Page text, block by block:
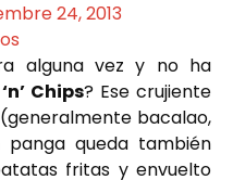
24, 2013
alguna vez y no ha
Chips? Ese crujiente
bacalao,
queda también
fritas y envuelto